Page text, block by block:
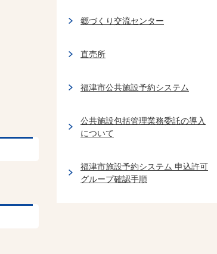
郷づくり交流センター
直売所
福津市公共施設予約システム
公共施設包括管理業務委託の導入
について
福津市施設予約システム 申込許可
グループ確認手順